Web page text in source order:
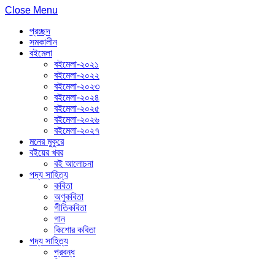
Close Menu
প্রচ্ছদ
সমকালীন
বইমেলা
বইমেলা-২০২১
বইমেলা-২০২২
বইমেলা-২০২৩
বইমেলা-২০২৪
বইমেলা-২০২৫
বইমেলা-২০২৬
বইমেলা-২০২৭
মনের মুকুরে
বইয়ের খবর
বই আলোচনা
পদ্য সাহিত্য
কবিতা
অণুকবিতা
গীতিকবিতা
গান
কিশোর কবিতা
গদ্য সাহিত্য
প্রবন্ধ